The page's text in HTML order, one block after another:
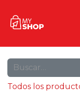
Todos los